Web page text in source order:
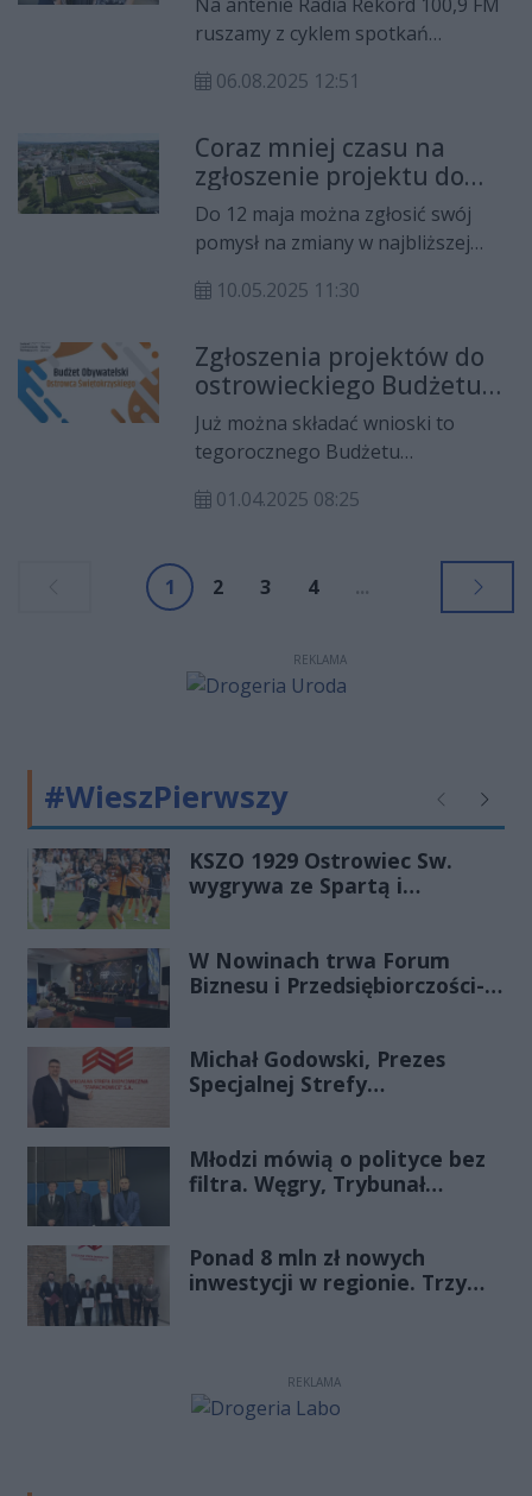
Na antenie Radia Rekord 100,9 FM
ruszamy z cyklem spotkań
Budżetu Obywatelskiego Ostrowca
wszystkie 37 projektów – od
mieszkańców, dla mieszkańców. W
pierwszym wywiadzie swoje
projekty zaprezentowały: *
Roksana Wiecha - stworzenie placu
zabaw z elementami sensorycznymi
Monika Domagała - budowa
parkingu i remont ogrodzenia przy
Zespole Edukacyjnym nr 12 (projekt
nr 1) * Ewa Drożdżowska - tężnia
solankowa w Parku Fabrycznym
(projekt nr 13).
06.08.2025 12:51
Coraz mniej czasu na
zgłoszenie projektu do
Kieleckiego Budżetu
Obywatelskiego
Do 12 maja można zgłosić swój
pomysł na zmiany w najbliższej
projekty ogólnomiejskie i rejonowe.
10.05.2025 11:30
Zgłoszenia projektów do
ostrowieckiego Budżetu
Obywatelskiego już są
przyjmowane
Już można składać wnioski to
tegorocznego Budżetu
rozdysponowania jest 1 222 222 zł.
01.04.2025 08:25
1 2 3 4 ...
REKLAMA
#WieszPierwszy Poprzednie
KSZO 1929 Ostrowiec Sw.
wygrywa ze Spartą i
W Nowinach trwa Forum
Biznesu i Przedsiębiorczości-
Michał Godowski, Prezes
Specjalnej Strefy
Porannej Rozmowy Radia
Rekord Świętokrzyskie
Młodzi mówią o polityce bez
filtra. Węgry, Trybunał
zmienia zasady gry
Ponad 8 mln zł nowych
inwestycji w regionie. Trzy
REKLAMA